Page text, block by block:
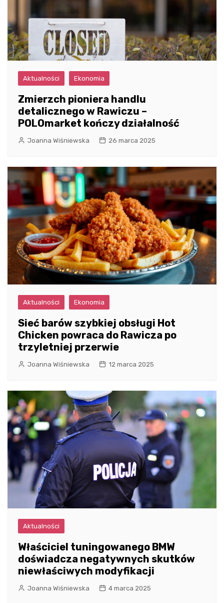
Aktualności Ekonomia
Zmierzch pioniera handlu
detalicznego w Rawiczu –
POLOmarket kończy działalność
Joanna Wiśniewska 26 marca 2025
Aktualności Ekonomia
Sieć barów szybkiej obsługi Hot
Chicken powraca do Rawicza po
trzyletniej przerwie
Joanna Wiśniewska 12 marca 2025
Aktualności
Właściciel tuningowanego BMW
doświadcza negatywnych skutków
niewłaściwych modyfikacji
Joanna Wiśniewska 4 marca 2025